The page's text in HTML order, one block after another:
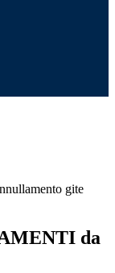
gite
da